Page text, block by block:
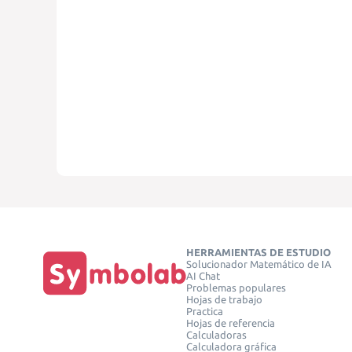
HERRAMIENTAS DE ESTUDIO
Solucionador Matemático de IA
AI Chat
Problemas populares
Hojas de trabajo
Practica
Hojas de referencia
Calculadoras
Calculadora gráfica